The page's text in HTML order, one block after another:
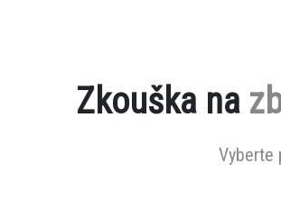
Zkouška na
Vyberte